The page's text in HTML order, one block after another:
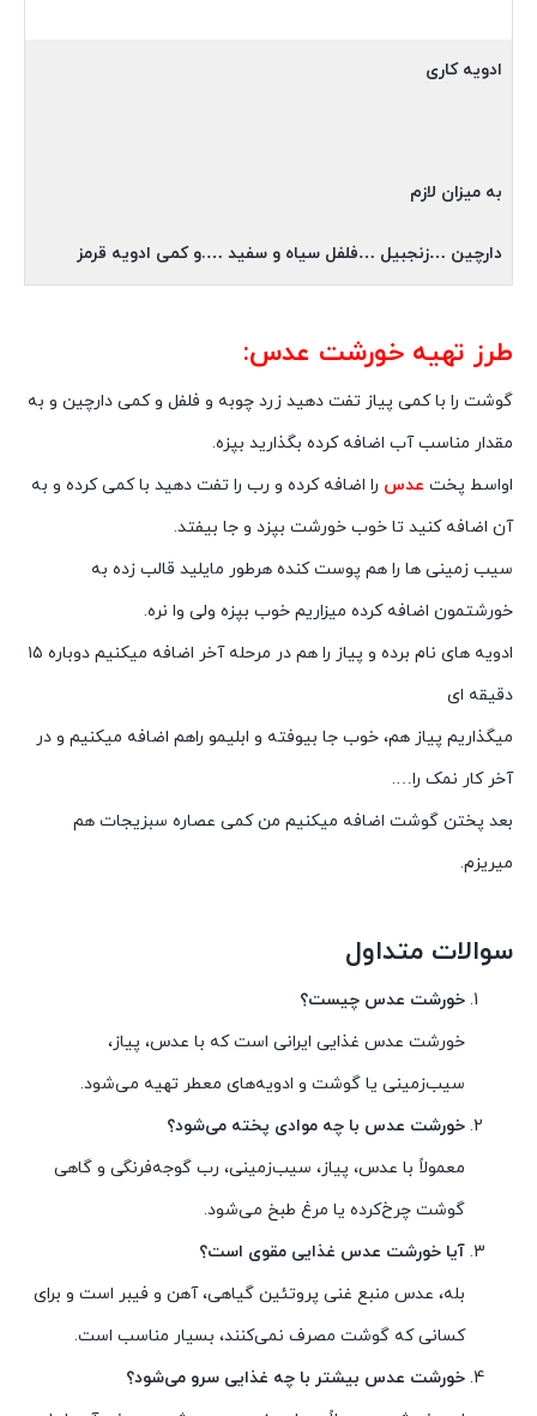
ادویه کاری
به میزان لازم
دارچین …زنجبیل …فلفل سیاه و سفید ….و کمی ادویه قرمز
طرز تهیه خورشت عدس:
گوشت را با کمی پیاز تفت دهید زرد چوبه و فلفل و کمی دارچین و به
مقدار مناسب آب اضافه کرده بگذارید بپزه.
اواسط پخت عدس را اضافه کرده و رب را تفت دهید با کمی کرده و به
آن اضافه کنید تا خوب خورشت بپزد و جا بیفتد.
سیب زمینی ها را هم پوست کنده هرطور مایلید قالب زده به
خورشتمون اضافه کرده میزاریم خوب بپزه ولی وا نره.
ادویه های نام برده و پیاز را هم در مرحله آخر اضافه میکنیم دوباره ١۵
دقیقه ای
میگذاریم پیاز هم، خوب جا بیوفته و ابلیمو راهم اضافه میکنیم و در
آخر کار نمک را….
بعد پختن گوشت اضافه میکنیم من کمی عصاره سبزیجات هم
میریزم.
سوالات متداول
خورشت عدس چیست؟
خورشت عدس غذایی ایرانی است که با عدس، پیاز،
سیب‌زمینی یا گوشت و ادویه‌های معطر تهیه می‌شود.
خورشت عدس با چه موادی پخته می‌شود؟
معمولاً با عدس، پیاز، سیب‌زمینی، رب گوجه‌فرنگی و گاهی
گوشت چرخ‌کرده یا مرغ طبخ می‌شود.
آیا خورشت عدس غذایی مقوی است؟
بله، عدس منبع غنی پروتئین گیاهی، آهن و فیبر است و برای
کسانی که گوشت مصرف نمی‌کنند، بسیار مناسب است.
خورشت عدس بیشتر با چه غذایی سرو می‌شود؟